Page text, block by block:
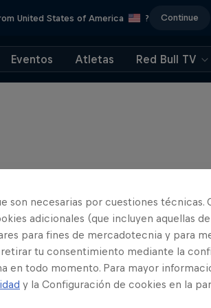
United States of America ? Continue
Eventos Atletas Red Bull TV
son necesarias por cuestiones técnicas.
adicionales (que incluyen aquellas de
para fines de mercadotecnia y para
tu consentimiento mediante la
en todo momento. Para mayor
y la Configuración de cookies en la